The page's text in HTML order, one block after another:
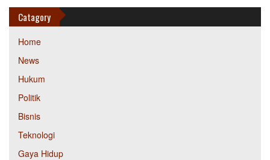
Catagory
Home
News
Hukum
Politik
Bisnis
Teknologi
Gaya Hidup